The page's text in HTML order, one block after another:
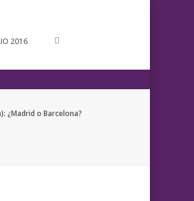
2016
¿Madrid o Barcelona?